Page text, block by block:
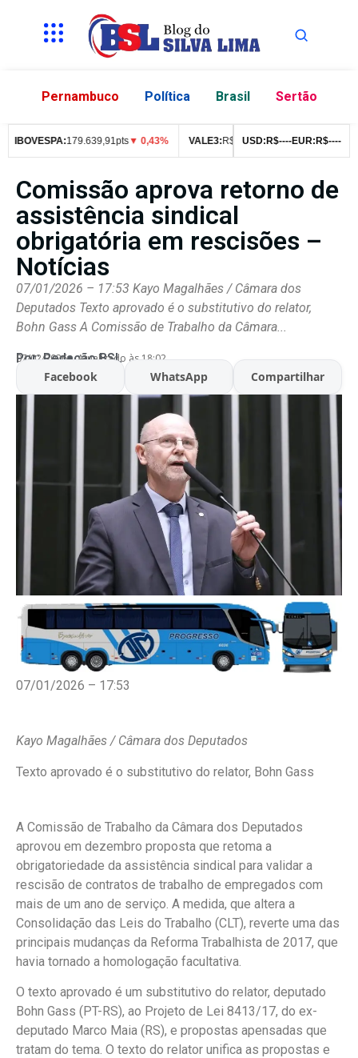
Pernambuco Política Brasil Sertão
179.639,91pts▼ 0,43% VALE3:R$76,99▼ 2,49% ITUB4:R$
USD: R$----EUR: R$----
Comissão aprova retorno de
assistência sindical
obrigatória em rescisões –
Notícias
07/01/2026 – 17:53 Kayo Magalhães / Câmara dos
Deputados Texto aprovado é o substitutivo do relator,
Bohn Gass A Comissão de Trabalho da Câmara...
Por:Redação BSL
07/02/2026 Atualizado às 18:02
Facebook WhatsApp Compartilhar
07/01/2026 – 17:53
Kayo Magalhães / Câmara dos Deputados
Texto aprovado é o substitutivo do relator, Bohn Gass
A Comissão de Trabalho da Câmara dos Deputados
aprovou em dezembro proposta que retoma a
obrigatoriedade da assistência sindical para validar a
rescisão de contratos de trabalho de empregados com
mais de um ano de serviço. A medida, que altera a
Consolidação das Leis do Trabalho (CLT), reverte uma das
principais mudanças da Reforma Trabalhista de 2017, que
havia tornado a homologação facultativa.
O texto aprovado é um substitutivo do relator, deputado
Bohn Gass (PT-RS), ao Projeto de Lei 8413/17, do ex-
deputado Marco Maia (RS), e propostas apensadas que
tratam do tema. O texto do relator unifica as propostas e